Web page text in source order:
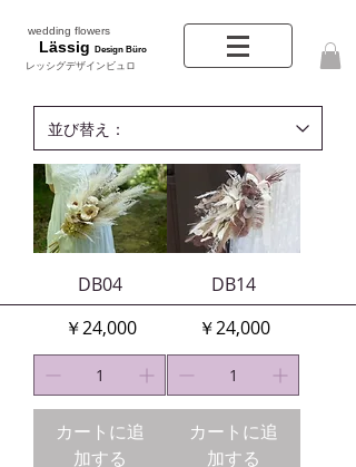
wedding flowers
レッシグデザインビュロ
Lässig Design Büro
DB04
価格
￥24,000
カートに追
加する
DB14
価格
￥24,000
カートに追
加する